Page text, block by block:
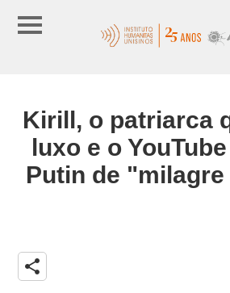
Kirill, o patriarca
luxo e o
Putin de
share